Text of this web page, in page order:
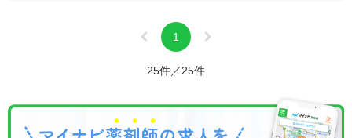
1
25件／25件